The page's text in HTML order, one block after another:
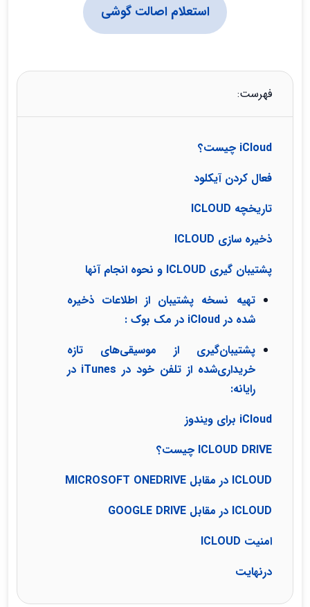
استعلام اصالت گوشی
فهرست:
iCloud چیست؟
فعال کردن آیکلود
تاریخچه ICLOUD
ذخیره سازی ICLOUD
پشتیبان گیری ICLOUD و نحوه انجام آنها
تهیه نسخه پشتیبان از اطلاعات ذخیره
شده در iCloud در مک بوک :
پشتیبان‌گیری از موسیقی‌های تازه
خریداری‌شده از تلفن خود در iTunes در
رایانه:
iCloud برای ویندوز
ICLOUD DRIVE چیست؟
ICLOUD در مقابل MICROSOFT ONEDRIVE
ICLOUD در مقابل GOOGLE DRIVE
امنیت ICLOUD
درنهایت